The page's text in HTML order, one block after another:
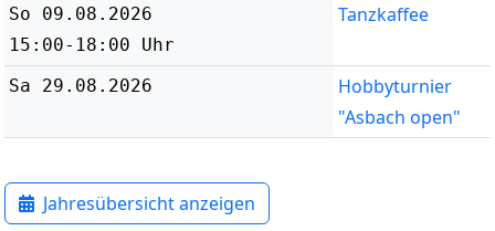
So 09.08.2026
15:00-18:00 Uhr
Tanzkaffee
Sa 29.08.2026
Hobbyturnier
"Asbach open"
Jahresübersicht anzeigen